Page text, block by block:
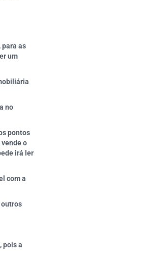
para as
um
no
pontos
o
irá ler
com a
outros
pois a